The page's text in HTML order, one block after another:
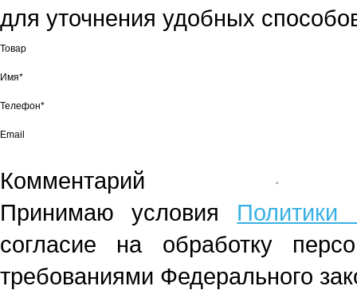
для уточнения удобных
Товар
Имя*
Телефон*
Email
Комментарий
Принимаю условия Политики
согласие на обработку
требованиями Федерального